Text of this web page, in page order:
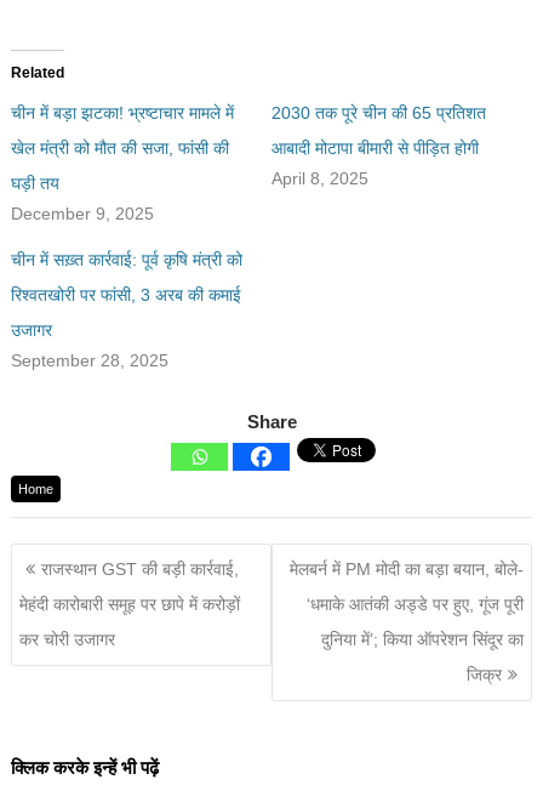
Related
चीन में बड़ा झटका! भ्रष्टाचार मामले में
खेल मंत्री को मौत की सजा, फांसी की
घड़ी तय
December 9, 2025
2030 तक पूरे चीन की 65 प्रतिशत
आबादी मोटापा बीमारी से पीड़ित होगी
April 8, 2025
चीन में सख़्त कार्रवाई: पूर्व कृषि मंत्री को
रिश्वतखोरी पर फांसी, 3 अरब की कमाई
उजागर
September 28, 2025
Share
Home
राजस्थान GST की बड़ी कार्रवाई,
मेहंदी कारोबारी समूह पर छापे में करोड़ों
कर चोरी उजागर
मेलबर्न में PM मोदी का बड़ा बयान, बोले-
‘धमाके आतंकी अड्डे पर हुए, गूंज पूरी
दुनिया में’; किया ऑपरेशन सिंदूर का
जिक्र
क्लिक करके इन्हें भी पढ़ें